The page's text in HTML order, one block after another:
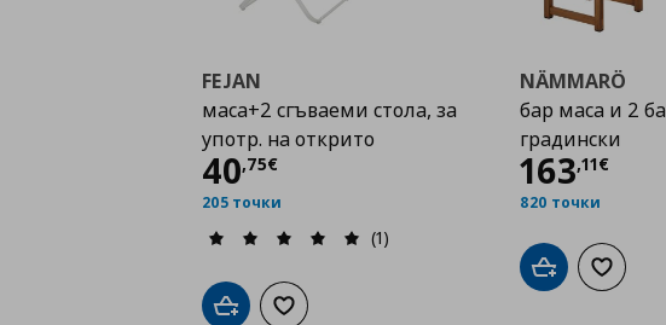
FEJAN
маса+2 сгъваеми стола, за
употр. на открито
40,75€
Цена
205 точки
(1)
Добави в кошницата
Добави към списъка с любими
NÄMMARÖ
бар маса и 2
градински
163,11€
Цена
820 точки
Добави вДобави